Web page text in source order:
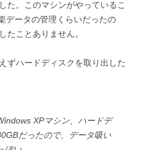
た。このマシンがやっているこ
データの管理くらいだったの
たことありません。
ずハードディスクを取り出した
XPマシン、ハードデ
だったので、データ吸い